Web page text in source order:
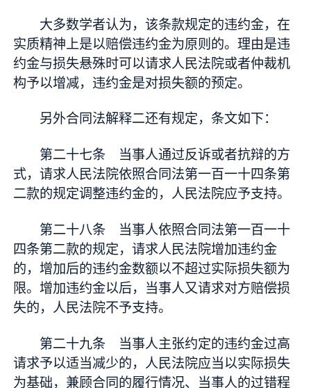
大多数学者认为，该条款规定的违约金，在
实质精神上是以赔偿违约金为原则的。理由是违
约金与损失悬殊时可以请求人民法院或者仲裁机
构予以增减，违约金是对损失额的预定。
另外合同法解释二还有规定，条文如下：
第二十七条 当事人通过反诉或者抗辩的方
式，请求人民法院依照合同法第一百一十四条第
二款的规定调整违约金的，人民法院应予支持。
第二十八条 当事人依照合同法第一百一十
四条第二款的规定，请求人民法院增加违约金
的，增加后的违约金数额以不超过实际损失额为
限。增加违约金以后，当事人又请求对方赔偿损
失的，人民法院不予支持。
第二十九条 当事人主张约定的违约金过高
请求予以适当减少的，人民法院应当以实际损失
为基础，兼顾合同的履行情况、当事人的过错程